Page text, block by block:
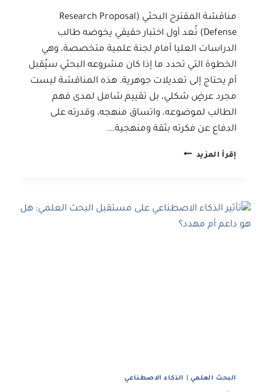
مناقشة المقترح البحثي (Research Proposal
Defense) تُعد أول اختبار حقيقي يخوضه طالب
الدراسات العليا أمام لجنة علمية متخصصة، وهي
الخطوة التي تحدد ما إذا كان مشروعه البحثي سيُقبل
أم يحتاج إلى تعديلات جوهرية. هذه المناقشة ليست
مجرد عرضٍ شكلي، بل تقييم شامل لمدى فهم
الطالب لموضوعه، واتساق منهجه، وقدرته على
الدفاع عن فكرته بثقة ومنهجية….
إقرأ المزيد كيفية
بنجاح
الدراسات
البحث العلمي الذكاء الاصطناعي